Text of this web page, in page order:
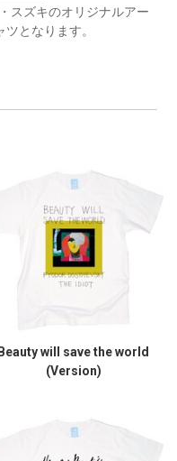
スズキのオリジナルアー
ツとなります。
Beauty will save the world
(Version)